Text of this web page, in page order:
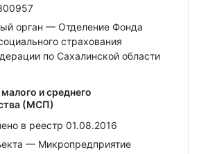
орган — Отделение Фонда
страхования
по Сахалинской области
и среднего
(МСП)
в реестр 01.08.2016
— Микропредприятие